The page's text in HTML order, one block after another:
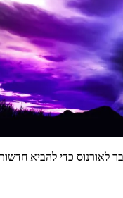
לאורנוס כדי להביא